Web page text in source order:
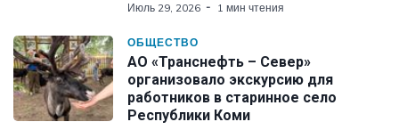
Июль 29, 2026 1 мин чтения
ОБЩЕСТВО
АО «Транснефть – Север»
организовало экскурсию для
работников в старинное село
Республики Коми